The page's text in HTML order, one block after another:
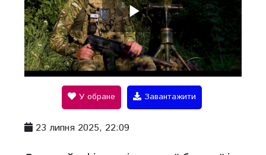
P
l
a
У обране Завантажити
23 липня 2025, 22:09